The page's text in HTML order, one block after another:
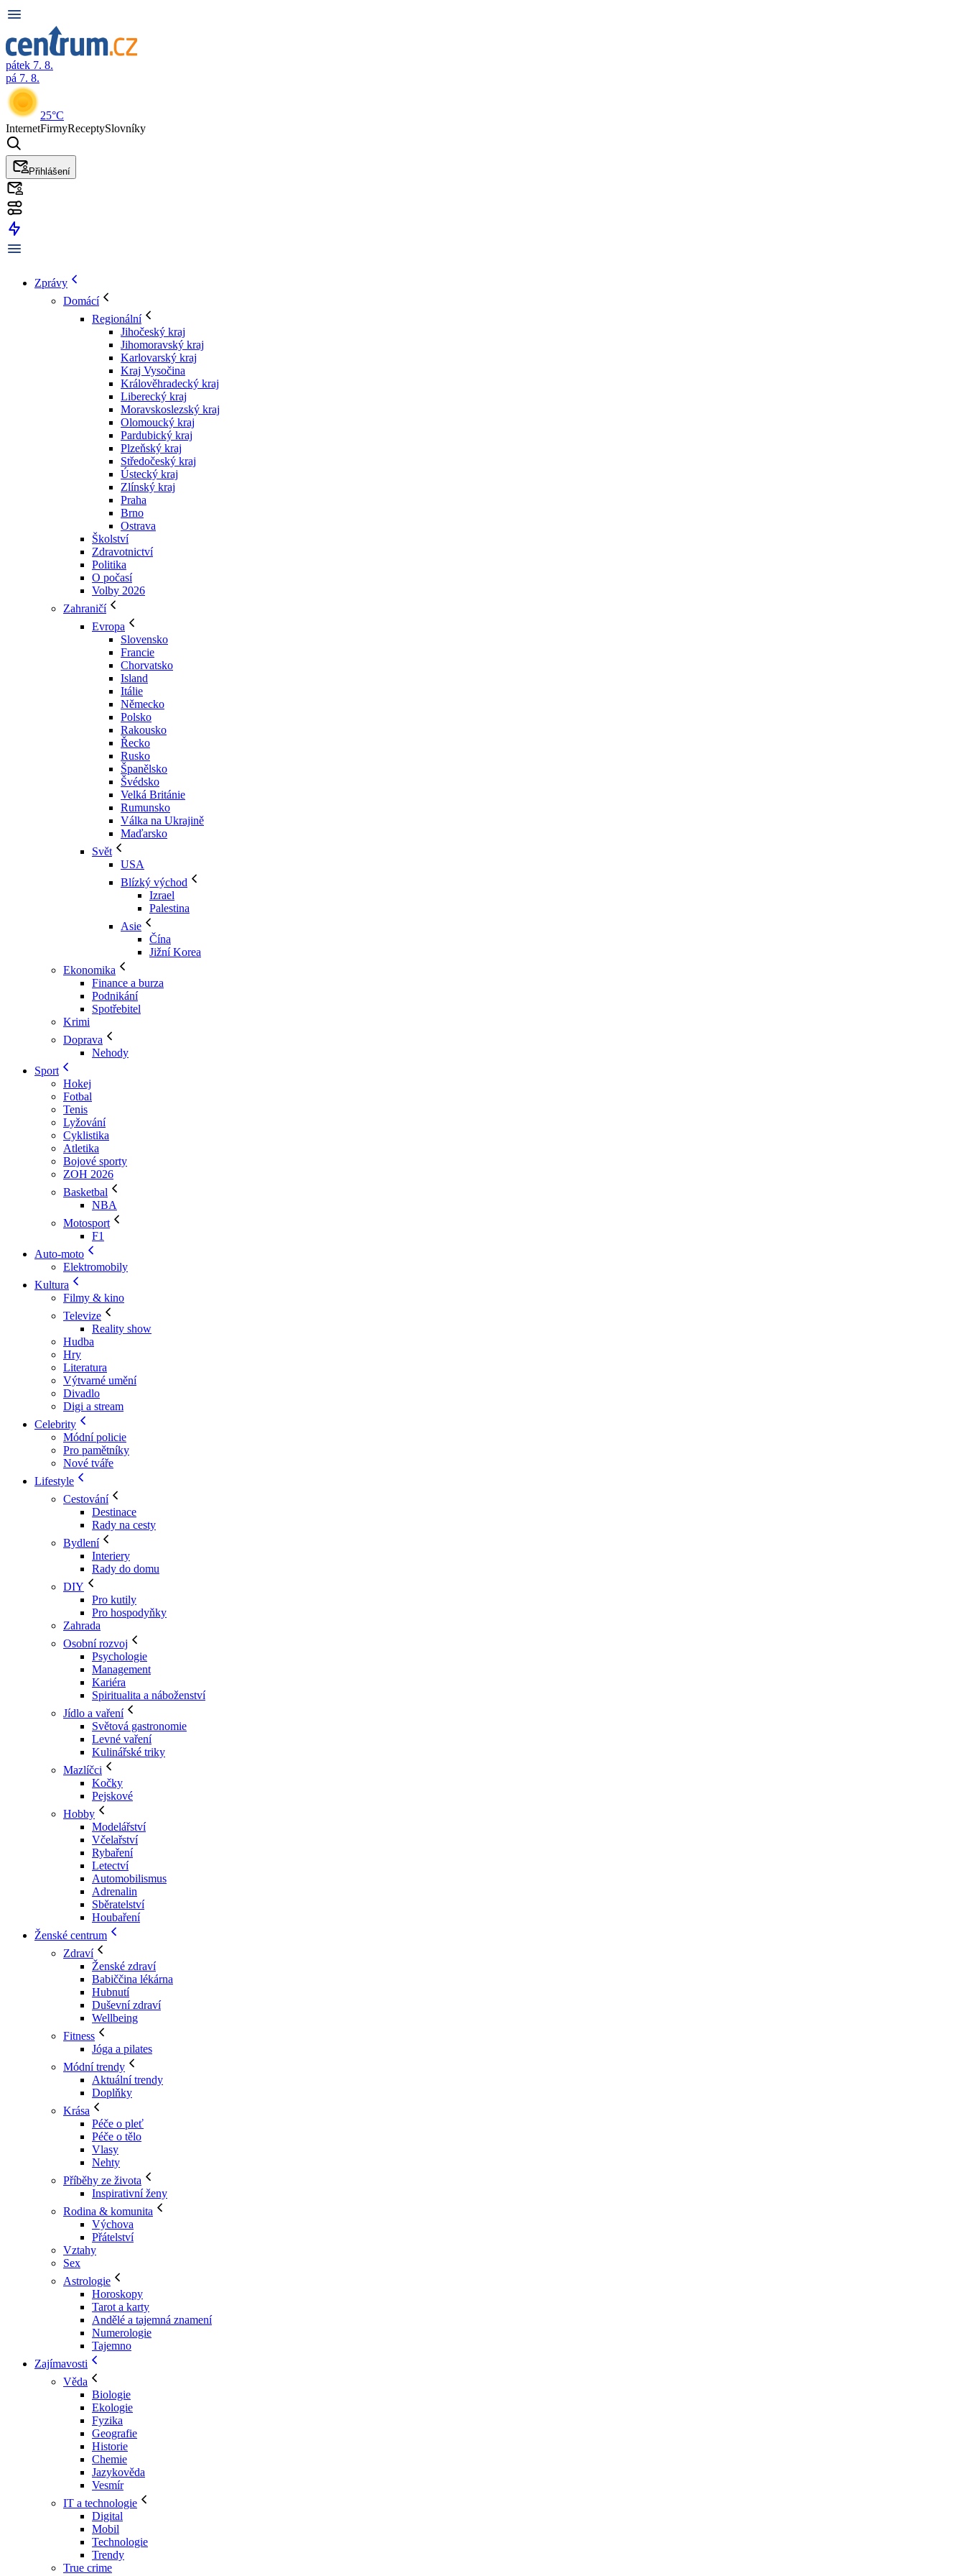
pátek 7. 8.
pá 7. 8.
25°C
InternetFirmyReceptySlovníky
Přihlášení
Zprávy
Domácí
Regionální
Jihočeský kraj
Jihomoravský kraj
Karlovarský kraj
Kraj Vysočina
Králověhradecký kraj
Liberecký kraj
Moravskoslezský kraj
Olomoucký kraj
Pardubický kraj
Plzeňský kraj
Středočeský kraj
Ústecký kraj
Zlínský kraj
Praha
Brno
Ostrava
Školství
Zdravotnictví
Politika
O počasí
Volby 2026
Zahraničí
Evropa
Slovensko
Francie
Chorvatsko
Island
Itálie
Německo
Polsko
Rakousko
Řecko
Rusko
Španělsko
Švédsko
Velká Británie
Rumunsko
Válka na Ukrajině
Maďarsko
Svět
USA
Blízký východ
Izrael
Palestina
Asie
Čína
Jižní Korea
Ekonomika
Finance a burza
Podnikání
Spotřebitel
Krimi
Doprava
Nehody
Sport
Hokej
Fotbal
Tenis
Lyžování
Cyklistika
Atletika
Bojové sporty
ZOH 2026
Basketbal
NBA
Motosport
F1
Auto-moto
Elektromobily
Kultura
Filmy & kino
Televize
Reality show
Hudba
Hry
Literatura
Výtvarné umění
Divadlo
Digi a stream
Celebrity
Módní policie
Pro pamětníky
Nové tváře
Lifestyle
Cestování
Destinace
Rady na cesty
Bydlení
Interiery
Rady do domu
DIY
Pro kutily
Pro hospodyňky
Zahrada
Osobní rozvoj
Psychologie
Management
Kariéra
Spiritualita a náboženství
Jídlo a vaření
Světová gastronomie
Levné vaření
Kulinářské triky
Mazlíčci
Kočky
Pejskové
Hobby
Modelářství
Včelařství
Rybaření
Letectví
Automobilismus
Adrenalin
Sběratelství
Houbaření
Ženské centrum
Zdraví
Ženské zdraví
Babiččina lékárna
Hubnutí
Duševní zdraví
Wellbeing
Fitness
Jóga a pilates
Módní trendy
Aktuální trendy
Doplňky
Krása
Péče o pleť
Péče o tělo
Vlasy
Nehty
Příběhy ze života
Inspirativní ženy
Rodina & komunita
Výchova
Přátelství
Vztahy
Sex
Astrologie
Horoskopy
Tarot a karty
Andělé a tajemná znamení
Numerologie
Tajemno
Zajímavosti
Věda
Biologie
Ekologie
Fyzika
Geografie
Historie
Chemie
Jazykověda
Vesmír
IT a technologie
Digital
Mobil
Technologie
Trendy
True crime